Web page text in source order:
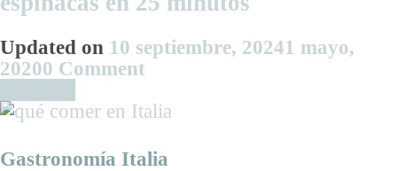
piñones
Updated on 10 septiembre, 20241 mayo,
20200 Comment
griego
Arroz
Gastronomía Italia